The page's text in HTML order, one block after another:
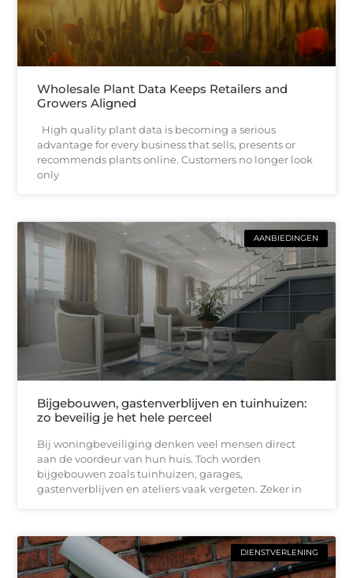
Wholesale Plant Data Keeps Retailers and
Growers Aligned
High quality plant data is becoming a serious
advantage for every business that sells, presents or
recommends plants online. Customers no longer look
only
AANBIEDINGEN
Bijgebouwen, gastenverblijven en tuinhuizen:
zo beveilig je het hele perceel
Bij woningbeveiliging denken veel mensen direct
aan de voordeur van hun huis. Toch worden
bijgebouwen zoals tuinhuizen, garages,
gastenverblijven en ateliers vaak vergeten. Zeker in
DIENSTVERLENING